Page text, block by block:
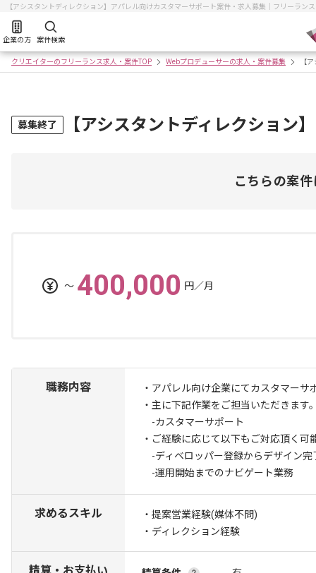
【アシスタントディレクション】アパレル向けカスタマーサポート案件・求人募集｜フリーラン
企業の方 案件検索
クリエイターのフリーランス求人・案件TOP Webプロデューサーの求人・案件募集 【
募集終了 【アシスタントディレクション
こちらの案
〜 400,000 円／月
職務内容
・アパレル向け企業にてカスタマーサ
・主に下記作業をご担当いただきます
-カスタマーサポート
・ご経験に応じて以下もご対応頂く可
-ディベロッパー登録からデザイン完
-運用開始までのナビゲート業務
求めるスキル
・提案営業経験(媒体不問)
・ディレクション経験